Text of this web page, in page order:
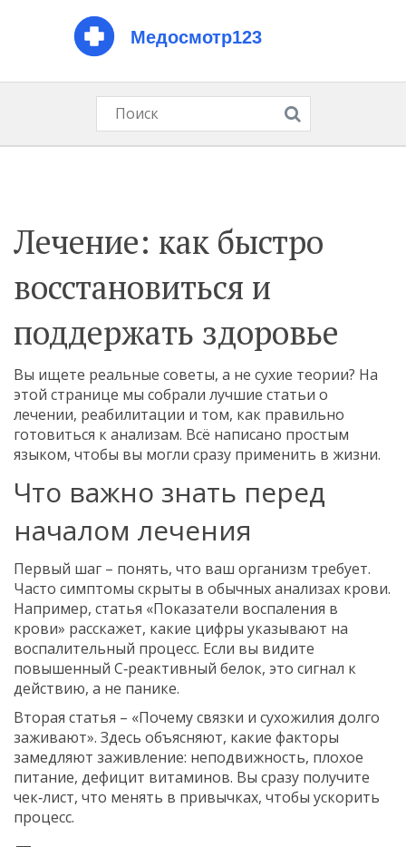
Лечение: как быстро
восстановиться и
поддержать здоровье
Вы ищете реальные советы, а не сухие теории? На
этой странице мы собрали лучшие статьи о
лечении, реабилитации и том, как правильно
готовиться к анализам. Всё написано простым
языком, чтобы вы могли сразу применить в жизни.
Что важно знать перед
началом лечения
Первый шаг – понять, что ваш организм требует.
Часто симптомы скрыты в обычных анализах крови.
Например, статья «Показатели воспаления в
крови» расскажет, какие цифры указывают на
воспалительный процесс. Если вы видите
повышенный С‑реактивный белок, это сигнал к
действию, а не панике.
Вторая статья – «Почему связки и сухожилия долго
заживают». Здесь объясняют, какие факторы
замедляют заживление: неподвижность, плохое
питание, дефицит витаминов. Вы сразу получите
чек‑лист, что менять в привычках, чтобы ускорить
процесс.